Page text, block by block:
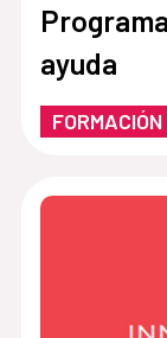
ayuda
FORMACIÓN